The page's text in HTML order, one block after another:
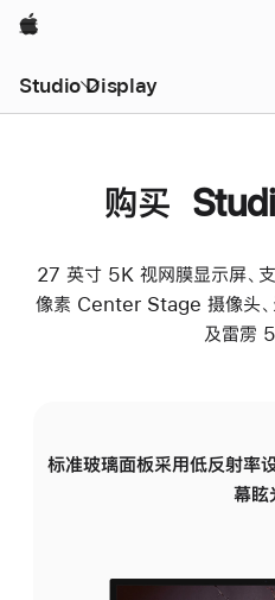
Apple
Studio Display
购买
27 英寸 5K 视网膜显示屏、
像素 Center Stage 摄像头、
及雷雳 5
标准玻璃面板采用低反射率
幕眩